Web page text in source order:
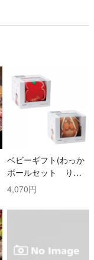
ベビーギフト(わっか
ボールセット りん
ご・しまりす)
4,070円